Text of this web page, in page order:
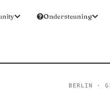
Ondersteuning
BERLIN ·